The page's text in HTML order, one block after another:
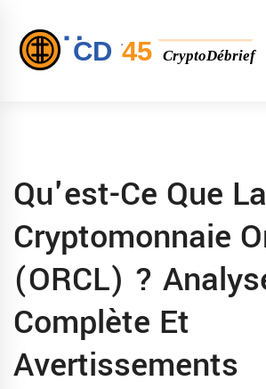
Qu'est-Ce Que La
Cryptomonnaie
(ORCL) ?
Complète Et
Avertissements